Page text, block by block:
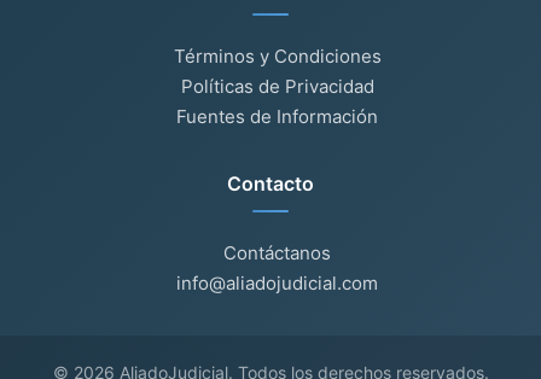
Términos y Condiciones
Políticas de Privacidad
Fuentes de Información
Contacto
Contáctanos
info@aliadojudicial.com
© 2026 AliadoJudicial. Todos los derechos reservados.